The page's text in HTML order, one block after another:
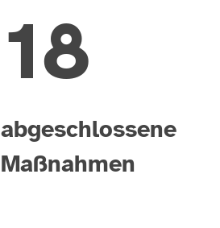
22
abgeschlossene
Maßnahmen